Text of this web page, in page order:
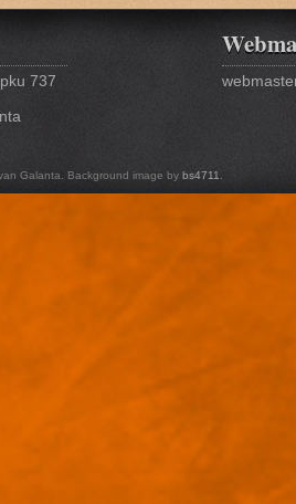
737
Galanta. Background image by bs4711